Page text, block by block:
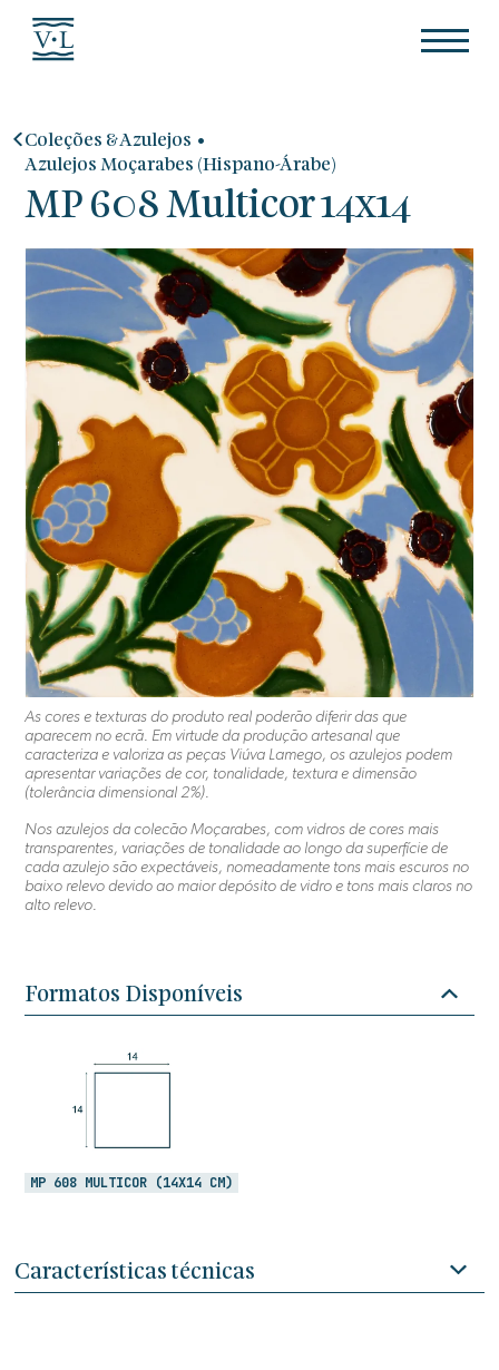
Coleções & Azulejos •
Azulejos Moçarabes (Hispano-Árabe)
MP 608 Multicor 14x14
As cores e texturas do produto real poderão diferir das que
aparecem no ecrã. Em virtude da produção artesanal que
caracteriza e valoriza as peças Viúva Lamego, os azulejos podem
apresentar variações de cor, tonalidade, textura e dimensão
(tolerância dimensional 2%).
Nos azulejos da colecão Moçarabes, com vidros de cores mais
transparentes, variações de tonalidade ao longo da superfície de
cada azulejo são expectáveis, nomeadamente tons mais escuros no
baixo relevo devido ao maior depósito de vidro e tons mais claros no
alto relevo.
Formatos Disponíveis
MP 608 MULTICOR (14X14 CM)
Características técnicas